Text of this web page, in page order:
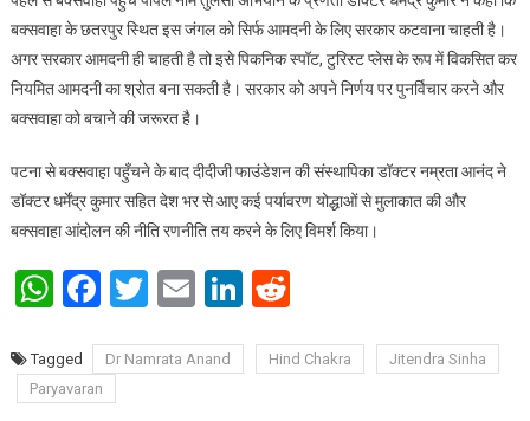
बक्सवाहा के छतरपुर स्थित इस जंगल को सिर्फ आमदनी के लिए सरकार कटवाना चाहती है।
अगर सरकार आमदनी ही चाहती है तो इसे पिकनिक स्पॉट, टुरिस्ट प्लेस के रूप में विकसित कर
नियमित आमदनी का श्रोत बना सकती है। सरकार को अपने निर्णय पर पुनर्विचार करने और
बक्सवाहा को बचाने की जरूरत है।
पटना से बक्सवाहा पहुँचने के बाद दीदीजी फाउंडेशन की संस्थापिका डॉक्टर नम्रता आनंद ने
डॉक्टर धर्मेंद्र कुमार सहित देश भर से आए कई पर्यावरण योद्धाओं से मुलाकात की और
बक्सवाहा आंदोलन की नीति रणनीति तय करने के लिए विमर्श किया।
WhatsApp
Facebook
Twitter
EmailLinkedIn
Reddit
Tagged Dr Namrata Anand Hind Chakra
Jitendra Sinha
Paryavaran